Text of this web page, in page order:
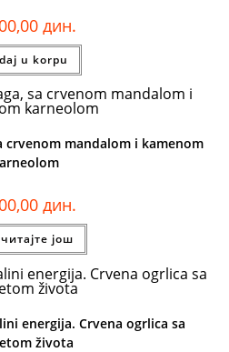
дин.
u korpu
crvenom mandalom i kamenom
дин.
још
energija. Crvena ogrlica sa
života